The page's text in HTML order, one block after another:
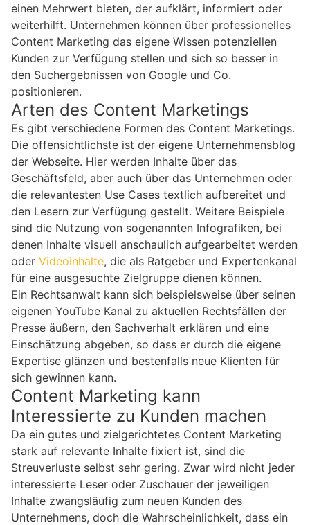
einen Mehrwert bieten, der aufklärt, informiert oder
weiterhilft. Unternehmen können über professionelles
Content Marketing das eigene Wissen potenziellen
Kunden zur Verfügung stellen und sich so besser in
den Suchergebnissen von Google und Co.
positionieren.
Arten des Content Marketings
Es gibt verschiedene Formen des Content Marketings.
Die offensichtlichste ist der eigene Unternehmensblog
der Webseite. Hier werden Inhalte über das
Geschäftsfeld, aber auch über das Unternehmen oder
die relevantesten Use Cases textlich aufbereitet und
den Lesern zur Verfügung gestellt. Weitere Beispiele
sind die Nutzung von sogenannten Infografiken, bei
denen Inhalte visuell anschaulich aufgearbeitet werden
oder Videoinhalte, die als Ratgeber und Expertenkanal
für eine ausgesuchte Zielgruppe dienen können.
Ein Rechtsanwalt kann sich beispielsweise über seinen
eigenen YouTube Kanal zu aktuellen Rechtsfällen der
Presse äußern, den Sachverhalt erklären und eine
Einschätzung abgeben, so dass er durch die eigene
Expertise glänzen und bestenfalls neue Klienten für
sich gewinnen kann.
Content Marketing kann
Interessierte zu Kunden machen
Da ein gutes und zielgerichtetes Content Marketing
stark auf relevante Inhalte fixiert ist, sind die
Streuverluste selbst sehr gering. Zwar wird nicht jeder
interessierte Leser oder Zuschauer der jeweiligen
Inhalte zwangsläufig zum neuen Kunden des
Unternehmens, doch die Wahrscheinlichkeit, dass ein